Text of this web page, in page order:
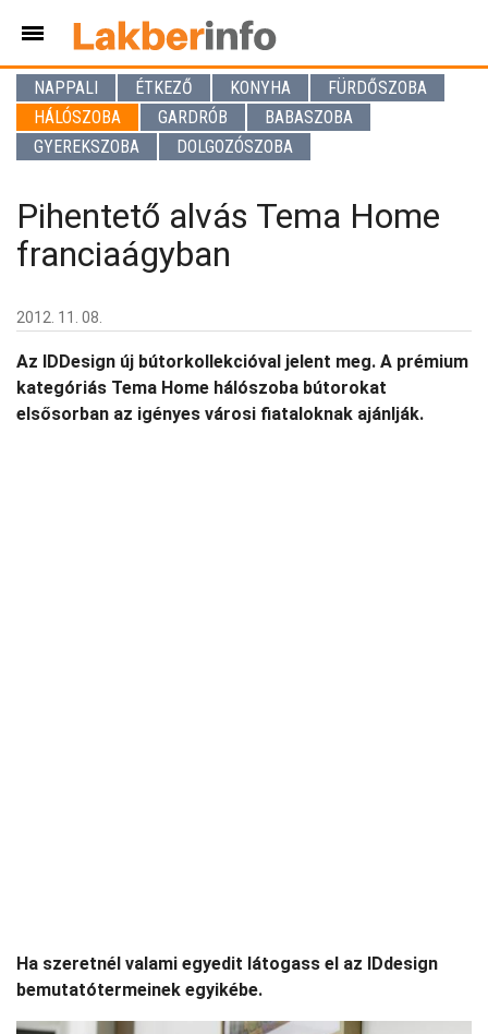
NAPPALI ÉTKEZŐ KONYHA
FÜRDŐSZOBA
HÁLÓSZOBA
GARDRÓB
BABASZOBA
GYEREKSZOBA
DOLGOZÓSZOBA
Pihentető alvás Tema Home
franciaágyban
2012. 11. 08.
Az IDDesign új bútorkollekcióval jelent meg. A prémium
kategóriás Tema Home hálószoba bútorokat
elsősorban az igényes városi fiataloknak ajánlják.
Ha szeretnél valami egyedit látogass el az IDdesign
bemutatótermeinek egyikébe.